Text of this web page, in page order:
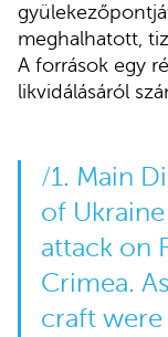
meghalhatott,
A források egy
likvidálásáról
/1. Main
of
attack on
Crimea.
craft were